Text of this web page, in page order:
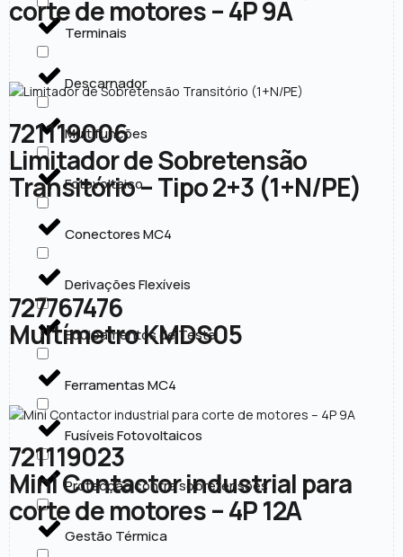
Terminais
Descarnador
Multifunções
Fotovoltaico
Conectores MC4
Derivações Flexíveis
Equipamentos de Teste
Ferramentas MC4
Fusíveis Fotovoltaicos
Protecção contra sobretensões
Gestão Térmica
corte de motores – 4P 9A
721119006
Limitador de Sobretensão
Transitório – Tipo 2+3 (1+N/PE)
727767476
Multímetro KMDS05
721119023
Mini Contactor industrial para
corte de motores – 4P 12A